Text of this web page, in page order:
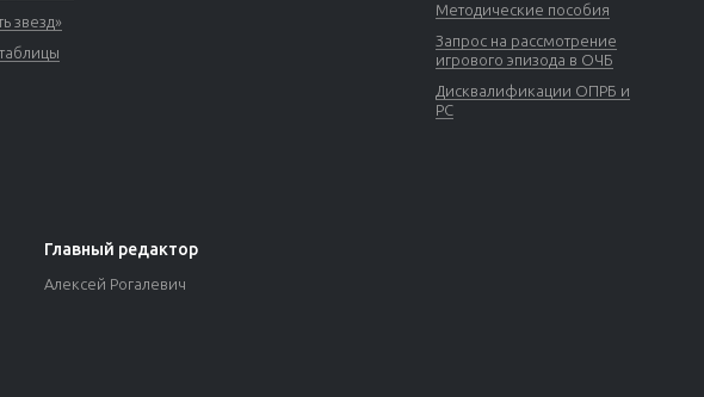
звезд»
Методические пособия
Запрос на рассмотрение
игрового эпизода в ОЧБ
Дисквалификации ОПРБ и
РС
Главный редактор
Алексей Рогалевич